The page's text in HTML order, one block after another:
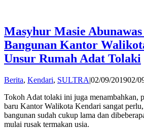
Masyhur Masie
Bangunan Kantor
Unsur Rumah Adat Tolaki
Berita, Kendari, SULTRA|02/09/201902/
Tokoh Adat tolaki ini juga menambahkan,
baru Kantor Walikota Kendari sangat
bangunan sudah cukup lama dan
mulai rusak termakan usia.